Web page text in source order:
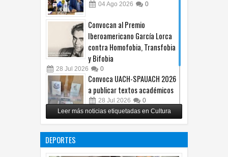
04Ago 2026 0
Convocan al Premio
Iberoamericano García Lorca
contra Homofobia, Transfobia
y Bifobia
28 Jul 2026 0
Convoca UACH-SPAUACH 2026
a publicar textos académicos
28 Jul 2026 0
Copian proyecto pictórico del
exalcalde Juan Blanco
Leer más noticias etiquetadas en Cultura
DEPORTES